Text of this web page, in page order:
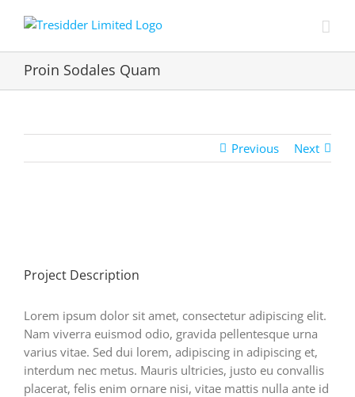
Proin Sodales Quam
Previous Next
Project Description
Lorem ipsum dolor sit amet, consectetur adipiscing elit.
Nam viverra euismod odio, gravida pellentesque urna
varius vitae. Sed dui lorem, adipiscing in adipiscing et,
interdum nec metus. Mauris ultricies, justo eu convallis
placerat, felis enim ornare nisi, vitae mattis nulla ante id